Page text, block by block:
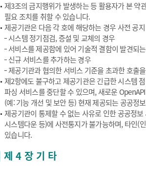
제3조의 금지행위가 발생하는 등 활용자가 본 약
필요 조치를 취할 수 있습니다.
제공기관은 다음 각 호에 해당하는 경우 사전 공
시스템 정기점검, 증설 및 교체의 경우
서비스를 제공함에 있어 기술적 결함이 발견되
신규 서비스를 추가하는 경우
제공기관과 협의한 서비스 기준을 초과한 호출
제2항에도 불구하고 제공기관은 긴급한 시스템
파싱 서비스를 중단할 수 있으며, 새로운
(예: 기능 개선 및 보안 등) 현재 제공되는 공공정
제공기관이 통제할 수 없는 사유로 인한 공공정
시스템다운 등)에 사전통지가 불가능하며, 타인(
있습니다.
제 4 장 기 타